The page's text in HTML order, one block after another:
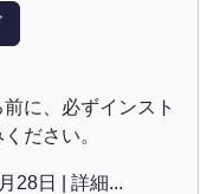
前に、必ずインスト
ださい。
28日 | 詳細...